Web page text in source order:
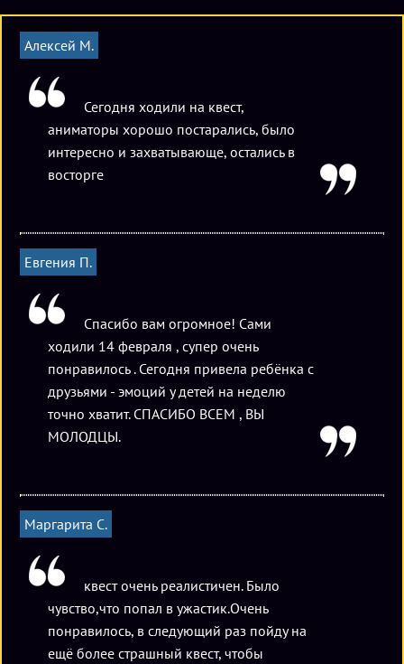
дополнительного. Возможно проведение игры в ночные
и утренние часы по предварительной договоренности и
по цене 4000 рублей с команды.
Алексей М.
Сегодня ходили на квест,
аниматоры хорошо постарались, было
интересно и захватывающе, остались в
восторге
Евгения П.
Спасибо вам огромное! Сами
ходили 14 февраля , супер очень
понравилось . Сегодня привела ребёнка с
друзьями - эмоций у детей на неделю
точно хватит. СПАСИБО ВСЕМ , ВЫ
МОЛОДЦЫ.
Маргарита С.
квест очень реалистичен. Было
чувство,что попал в ужастик.Очень
понравилось, в следующий раз пойду на
ещё более страшный квест, чтобы